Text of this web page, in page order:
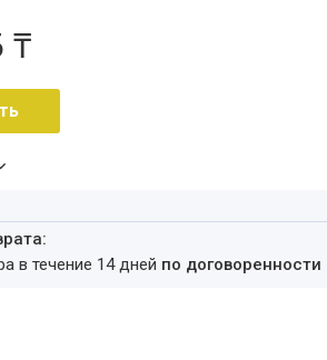
₸
в течение 14 дней по договоренности